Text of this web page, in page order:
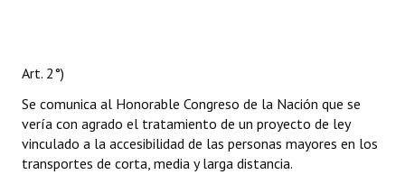
Art. 2°)
Se comunica al Honorable Congreso de la Nación que se
vería con agrado el tratamiento de un proyecto de ley
vinculado a la accesibilidad de las personas mayores en los
transportes de corta, media y larga distancia.